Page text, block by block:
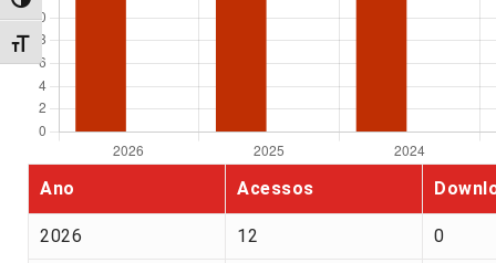
Alternar tamanho da fonte
Ano Acessos
2026 12 0